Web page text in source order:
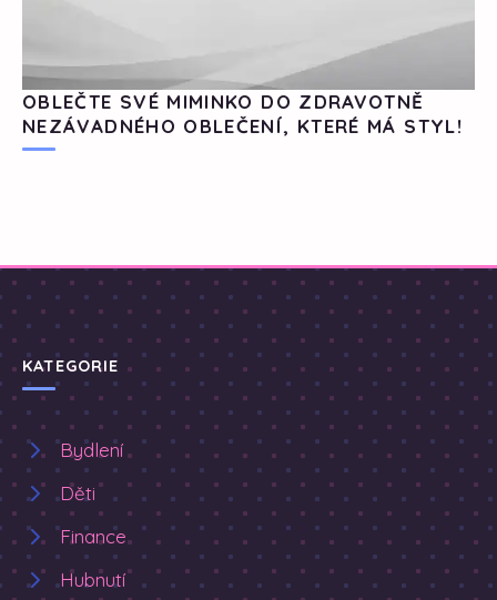
OBLEČTE SVÉ MIMINKO DO ZDRAVOTNĚ
NEZÁVADNÉHO OBLEČENÍ, KTERÉ MÁ STYL!
KATEGORIE
Bydlení
Děti
Finance
Hubnutí